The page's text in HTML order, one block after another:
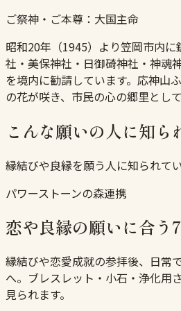
ご祭神・ご本尊： 大国主命
昭和20年（1945）より笠岡市内
社・美保神社・日御碕神社・神魂
を境内に勧請しています。応神山
の花が咲き、市民の心の郷里とし
こんな願いの人に知ら
縁結びや良縁を願う人に知られてい
パワーストーンの森連携
恋や良縁の願いに合う
縁結びや恋愛成就の参拝後、日常
へ。ブレスレット・小石・浄化用
見られます。